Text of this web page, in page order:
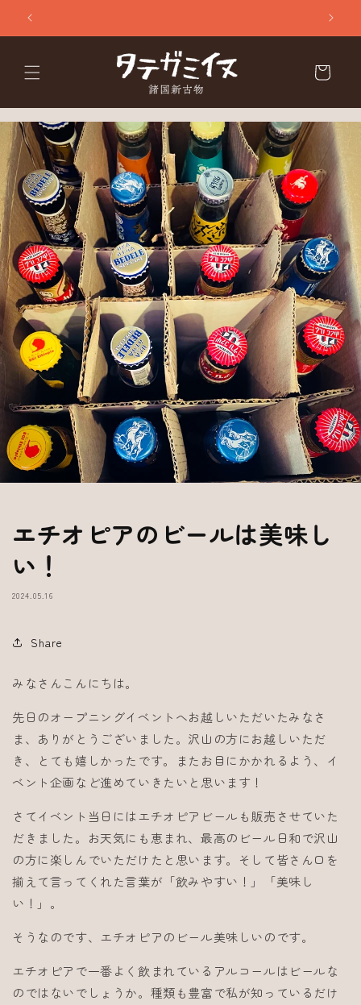
ンツに
進む
ー
エチオピアのビールは美味し
い！
2024.05.16
Share
みなさんこんにちは。
先日のオープニングイベントへお越しいただいたみなさ
ま、ありがとうございました。沢山の方にお越しいただ
き、とても嬉しかったです。またお目にかかれるよう、イ
ベント企画など進めていきたいと思います！
さてイベント当日にはエチオピアビールも販売させていた
だきました。お天気にも恵まれ、最高のビール日和で沢山
の方に楽しんでいただけたと思います。そして皆さん口を
揃えて言ってくれた言葉が「飲みやすい！」「美味し
い！」。
そうなのです、エチオピアのビール美味しいのです。
エチオピアで一番よく飲まれているアルコールはビールな
のではないでしょうか。種類も豊富で私が知っているだけ